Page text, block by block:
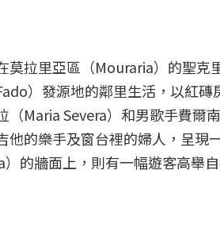
莫拉里亞區（Mouraria）的聖
）發源地的鄰里生活，以紅
（Maria Severa）和男歌手費
他的樂手及窗台裡的婦人，呈現
的牆面上，則有一幅遊客高舉